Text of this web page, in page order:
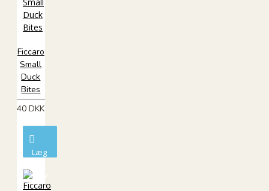
Ficcaro
Small
Duck
Bites
40 DKK
Læg
kurv